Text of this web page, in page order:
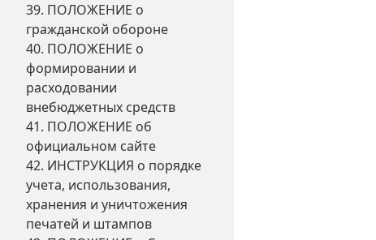
39. ПОЛОЖЕНИЕ о
гражданской обороне
40. ПОЛОЖЕНИЕ о
формировании и
расходовании
внебюджетных средств
41. ПОЛОЖЕНИЕ об
официальном сайте
42. ИНСТРУКЦИЯ о порядке
учета, использования,
хранения и уничтожения
печатей и штампов